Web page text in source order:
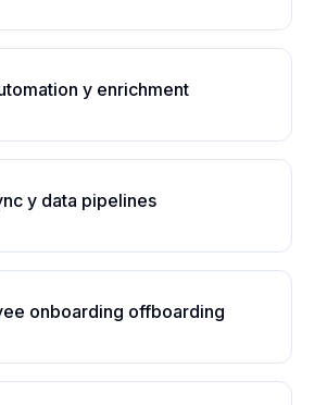
y enrichment
y data pipelines
onboarding offboarding